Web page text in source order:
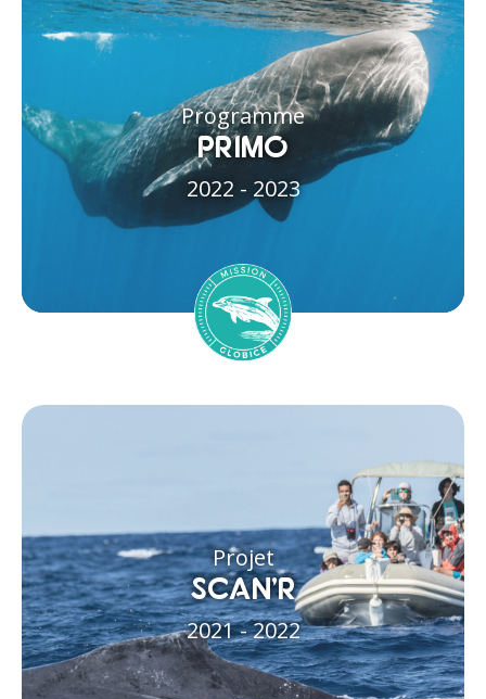
Programme
PRIMO
2022 - 2023
Projet
SCAN’R
2021 - 2022